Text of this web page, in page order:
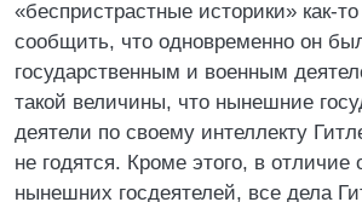
«беспристрастные историки» как-
сообщить, что одновременно он
государственным и военным
такой величины, что нынешние
деятели по своему интеллекту
не годятся. Кроме этого, в отличие
нынешних госдеятелей, все дела